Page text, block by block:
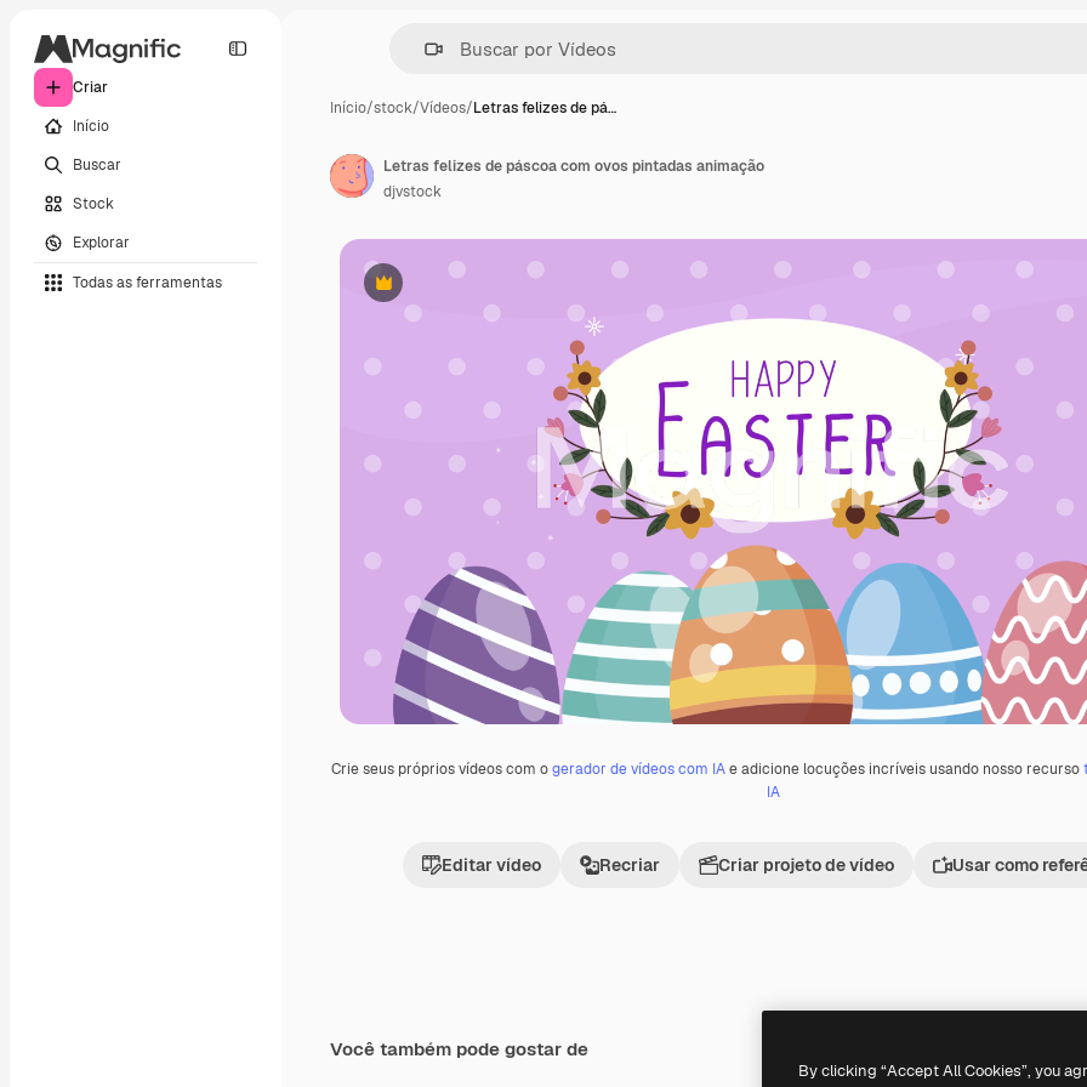
Criar
Início
Buscar
Stock
Explorar
Todas as ferramentas
Início/stock/Vídeos/Letras felizes de pá…
Premium
Crie seus próprios vídeos com ogerador de vídeos com IAe adicione locuções incríveis usando nosso recurso
IA
Editar vídeo Recriar Criar projeto de vídeo Usar como
Letras felizes de páscoa com ovos pintadas animação
djvstock
Você também pode gostar de
By clicking “Accept All Cookies”, you